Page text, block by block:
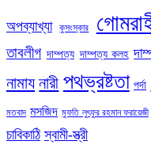
অপব্যাখ্যা কুসংস্কার
তাবলীগ দাম্পত্য দাম্পত্য কলহ
নামায নারী পথভ্রষ্টতা পর্দা
মতবাদ মসজিদ মুফতি লুৎফুর রহমান ফরায়েজী
চাবিকাঠি স্বামী-স্ত্রী